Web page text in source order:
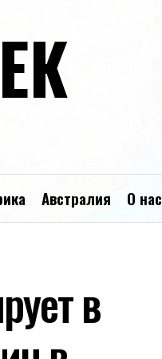
Австралия О нас
в